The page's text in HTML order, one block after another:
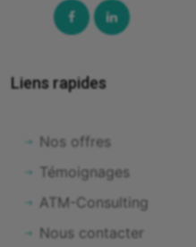
FacebookLinked-
In
Liens rapides
Nos offres
Témoignages
ATM-Consulting
Nous contacter